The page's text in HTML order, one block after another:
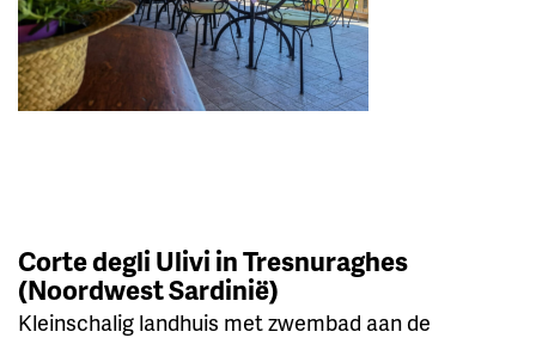
Corte degli Ulivi in Tresnuraghes
(Noordwest Sardinië)
Kleinschalig landhuis met zwembad aan de